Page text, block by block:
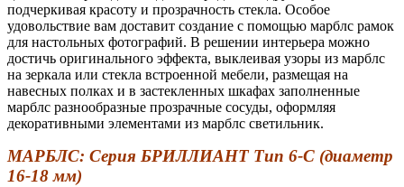
подчеркивая красоту и прозрачность стекла. Особое
удовольствие вам доставит создание с помощью марблс рамок
для настольных фотографий. В решении интерьера можно
достичь оригинального эффекта, выклеивая узоры из марблс
на зеркала или стекла встроенной мебели, размещая на
навесных полках и в застекленных шкафах заполненные
марблс разнообразные прозрачные сосуды, оформляя
декоративными элементами из марблс светильник.
МАРБЛС: Серия БРИЛЛИАНТ Тип 6-С (диаметр
16-18 мм)